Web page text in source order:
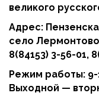
великого
Адрес:
село
8(84153) 3-56-01,
Режим работы: 9-
Выходной —